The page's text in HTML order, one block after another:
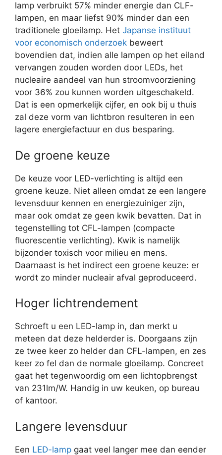
lamp verbruikt 57% minder energie dan CLF-
lampen, en maar liefst 90% minder dan een
traditionele gloeilamp. Het Japanse instituut
voor economisch onderzoek beweert
bovendien dat, indien alle lampen op het eiland
vervangen zouden worden door LEDs, het
nucleaire aandeel van hun stroomvoorziening
voor 36% zou kunnen worden uitgeschakeld.
Dat is een opmerkelijk cijfer, en ook bij u thuis
zal deze vorm van lichtbron resulteren in een
lagere energiefactuur en dus besparing.
De groene keuze
De keuze voor LED-verlichting is altijd een
groene keuze. Niet alleen omdat ze een langere
levensduur kennen en energiezuiniger zijn,
maar ook omdat ze geen kwik bevatten. Dat in
tegenstelling tot CFL-lampen (compacte
fluorescentie verlichting). Kwik is namelijk
bijzonder toxisch voor milieu en mens.
Daarnaast is het indirect een groene keuze: er
wordt zo minder nucleair afval geproduceerd.
Hoger lichtrendement
Schroeft u een LED-lamp in, dan merkt u
meteen dat deze helderder is. Doorgaans zijn
ze twee keer zo helder dan CFL-lampen, en zes
keer zo fel dan de normale gloeilamp. Concreet
gaat het tegenwoordig om een lichtopbrengst
van 231lm/W. Handig in uw keuken, op bureau
of kantoor.
Langere levensduur
Een LED-lamp gaat veel langer mee dan eender